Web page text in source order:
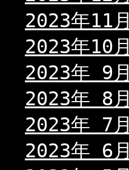
2023年11月
2023年10月
2023年 9月
2023年 8月
2023年 7月
2023年 6月